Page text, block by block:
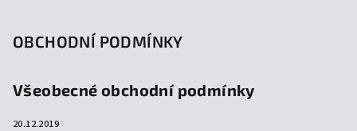
OBCHODNÍ PODMÍNKY
Všeobecné obchodní podmínky
20.12.2019